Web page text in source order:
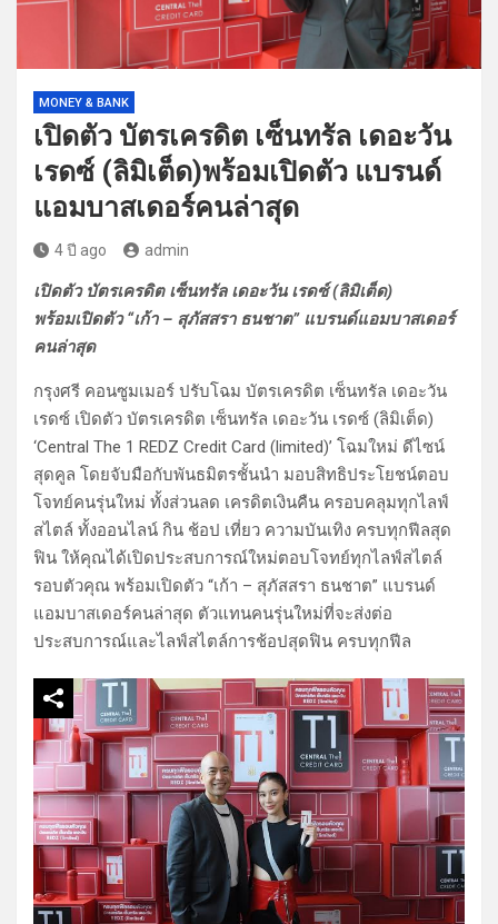
MONEY & BANK
เปิดตัว บัตรเครดิต เซ็นทรัล เดอะวัน
เรดซ์ (ลิมิเต็ด)พร้อมเปิดตัว แบรนด์
แอมบาสเดอร์คนล่าสุด
4 ปี ago admin
เปิดตัว บัตรเครดิต เซ็นทรัล เดอะวัน เรดซ์ (ลิมิเต็ด)
พร้อมเปิดตัว “เก้า – สุภัสสรา ธนชาต” แบรนด์แอมบาสเดอร์
คนล่าสุด
กรุงศรี คอนซูมเมอร์ ปรับโฉม บัตรเครดิต เซ็นทรัล เดอะวัน
เรดซ์ เปิดตัว บัตรเครดิต เซ็นทรัล เดอะวัน เรดซ์ (ลิมิเต็ด)
‘Central The 1 REDZ Credit Card (limited)’ โฉมใหม่ ดีไซน์
สุดคูล โดยจับมือกับพันธมิตรชั้นนำ มอบสิทธิประโยชน์ตอบ
โจทย์คนรุ่นใหม่ ทั้งส่วนลด เครดิตเงินคืน ครอบคลุมทุกไลฟ์
สไตล์ ทั้งออนไลน์ กิน ช้อป เที่ยว ความบันเทิง ครบทุกฟีลสุด
ฟิน ให้คุณได้เปิดประสบการณ์ใหม่ตอบโจทย์ทุกไลฟ์สไตล์
รอบตัวคุณ พร้อมเปิดตัว “เก้า – สุภัสสรา ธนชาต” แบรนด์
แอมบาสเดอร์คนล่าสุด ตัวแทนคนรุ่นใหม่ที่จะส่งต่อ
ประสบการณ์และไลฟ์สไตล์การช้อปสุดฟิน ครบทุกฟีล